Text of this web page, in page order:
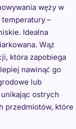
węży w
–
Idealna
Wąż
która zapobiega
nawinąć go
lub
ostrych
przedmiotów, które